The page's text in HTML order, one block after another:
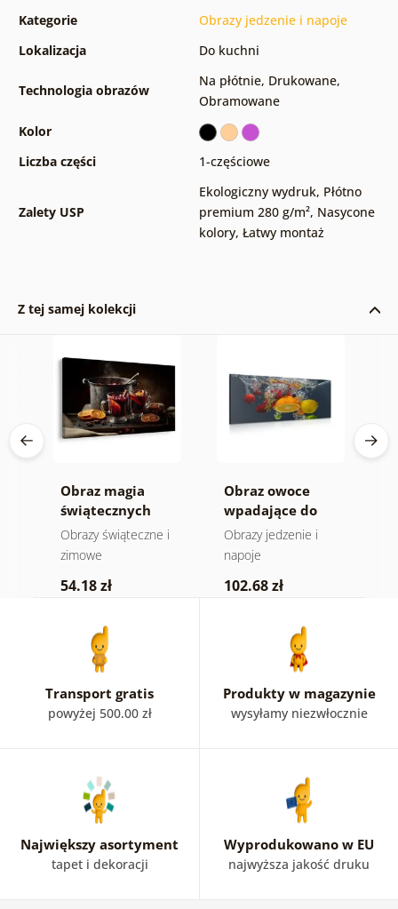
Kategorie
Obrazy jedzenie i napoje
Lokalizacja
Do kuchni
Technologia obrazów
Na płótnie, Drukowane,
Obramowane
Kolor
Liczba części
1-częściowe
Zalety USP
Ekologiczny wydruk, Płótno
premium 280 g/m², Nasycone
kolory, Łatwy montaż
Z tej samej kolekcji
Obraz magia
świątecznych
smaków
Obrazy świąteczne i
zimowe
54.18 zł
Obraz owoce
wpadające do
wody
Obrazy jedzenie i
napoje
102.68 zł
Transport gratis
powyżej 500.00 zł
Produkty w magazynie
wysyłamy niezwłocznie
Największy asortyment
tapet i dekoracji
Wyprodukowano w EU
najwyższa jakość druku